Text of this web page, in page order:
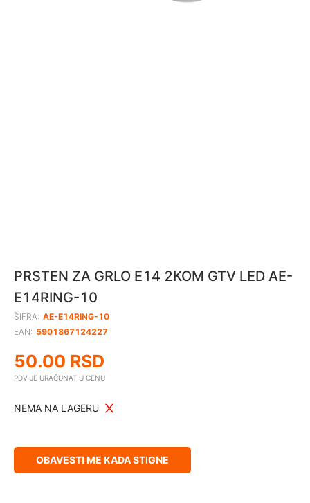
PRSTEN ZA GRLO E14 2KOM GTV LED AE-
E14RING-10
ŠIFRA: AE-E14RING-10
EAN: 5901867124227
50.00 RSD
PDV JE URAČUNAT U CENU
NEMA NA LAGERU
OBAVESTI ME KADA STIGNE